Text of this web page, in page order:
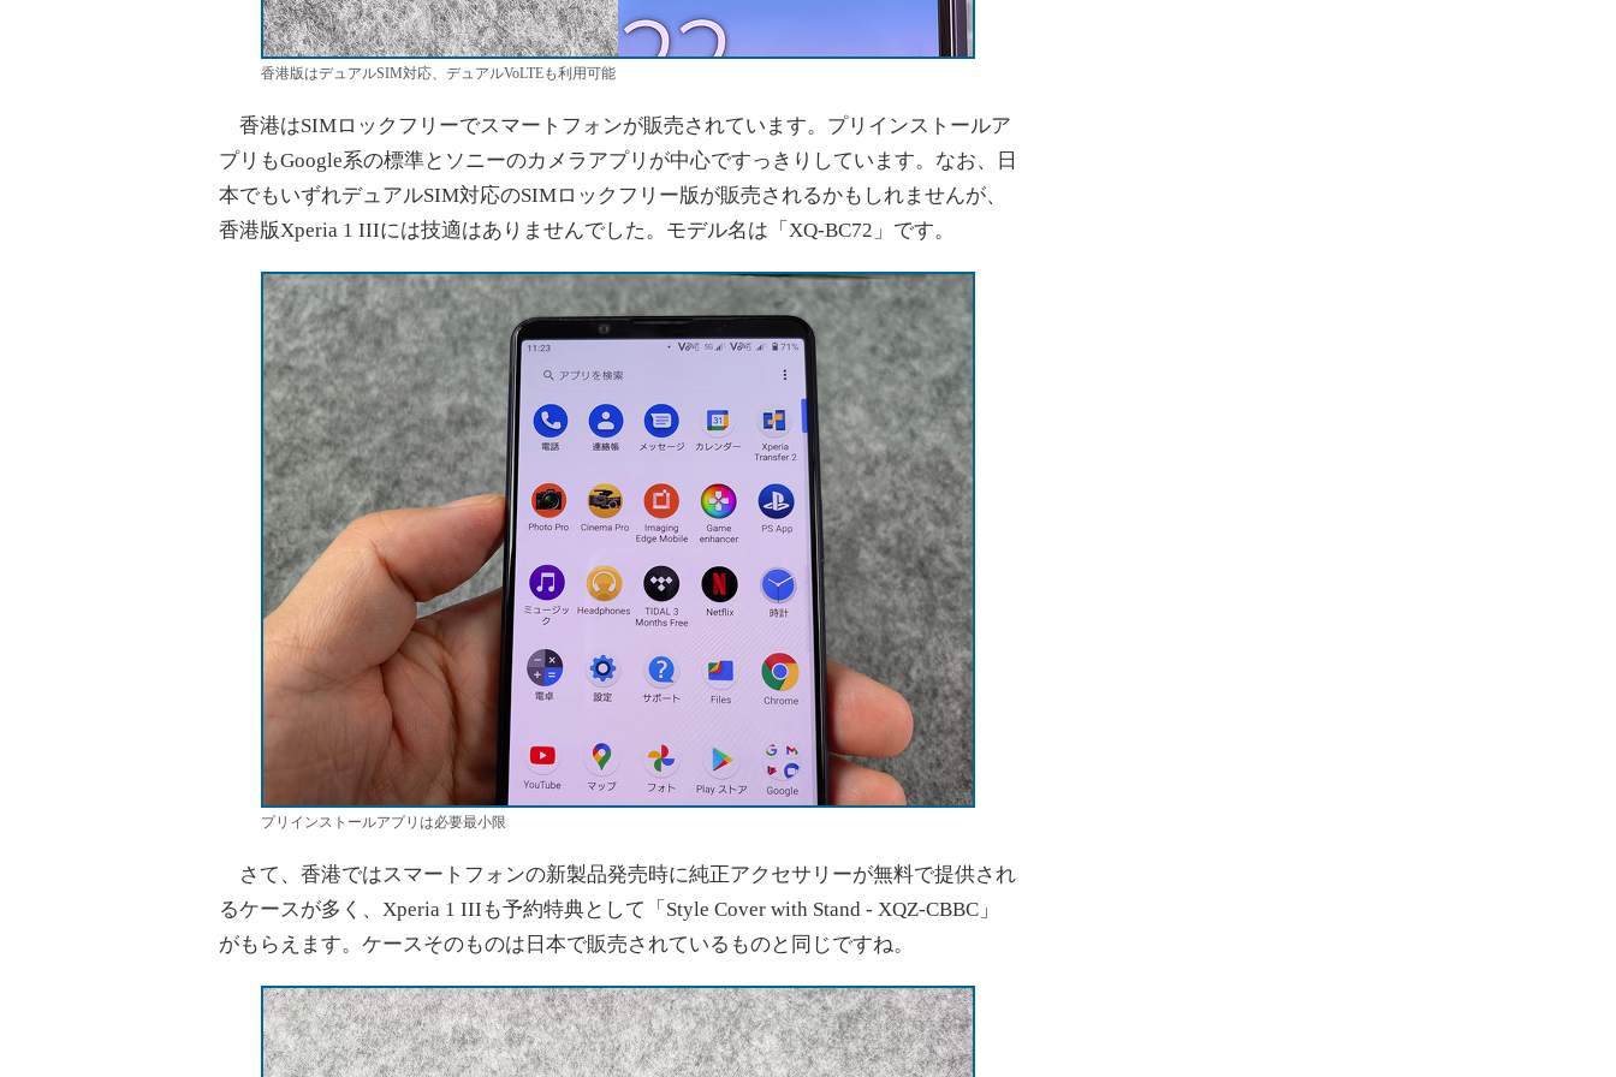
香港版はデュアルSIM対応、デュアルVoLTEも利用可能
香港はSIMロックフリーでスマートフォンが販売されています。プリインストールア
プリもGoogle系の標準とソニーのカメラアプリが中心ですっきりしています。なお、日
本でもいずれデュアルSIM対応のSIMロックフリー版が販売されるかもしれませんが、
香港版Xperia 1 IIIには技適はありませんでした。モデル名は「XQ-BC72」です。
プリインストールアプリは必要最小限
さて、香港ではスマートフォンの新製品発売時に純正アクセサリーが無料で提供され
るケースが多く、Xperia 1 IIIも予約特典として「Style Cover with Stand - XQZ-CBBC」
がもらえます。ケースそのものは日本で販売されているものと同じですね。